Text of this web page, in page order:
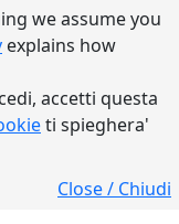
we assume you
explains how
accetti questa
ti spieghera'
Close / Chiudi